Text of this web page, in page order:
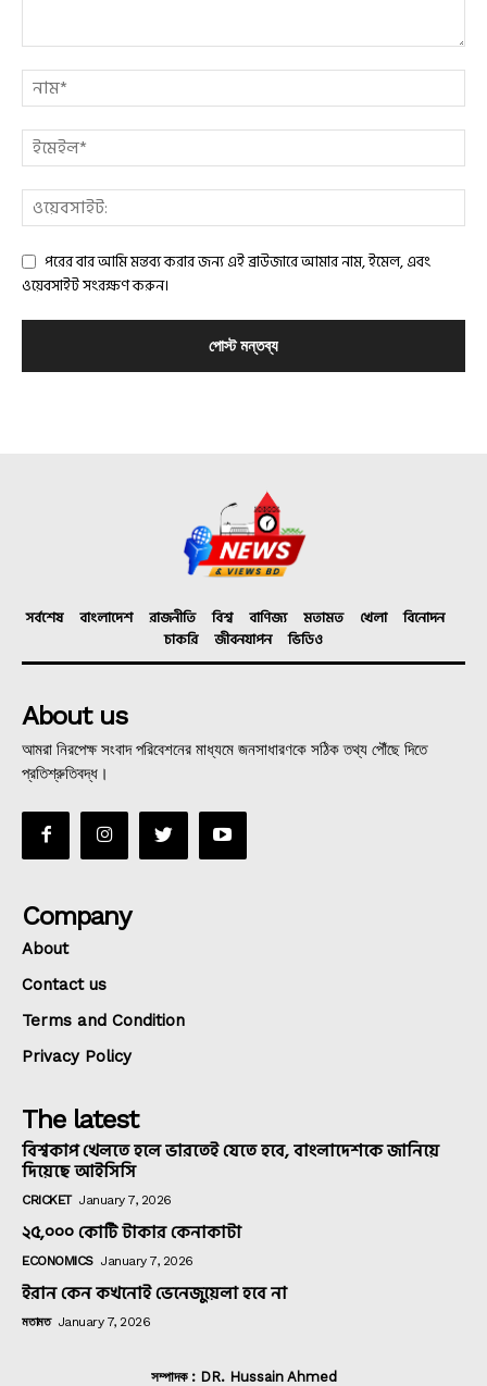
পরের বার আমি মন্তব্য করার জন্য এই ব্রাউজারে আমার নাম, ইমেল, এবং
ওয়েবসাইট সংরক্ষণ করুন।
সর্বশেষ বাংলাদেশ রাজনীতি বিশ্ব বাণিজ্য মতামত খেলা
বিনোদন
চাকরি
জীবনযাপন ভিডিও
About us
আমরা নিরপেক্ষ সংবাদ পরিবেশনের মাধ্যমে জনসাধারণকে সঠিক তথ্য পৌঁছে দিতে
প্রতিশ্রুতিবদ্ধ।
Company
About
Contact us
Terms and Condition
Privacy Policy
The latest
বিশ্বকাপ খেলতে হলে ভারতেই যেতে হবে, বাংলাদেশকে জানিয়ে
দিয়েছে আইসিসি
CRICKET January 7, 2026
২৫,০০০ কোটি টাকার কেনাকাটা
ECONOMICS January 7, 2026
ইরান কেন কখনোই ভেনেজুয়েলা হবে না
মতামত January 7, 2026
সম্পাদক : DR. Hussain Ahmed